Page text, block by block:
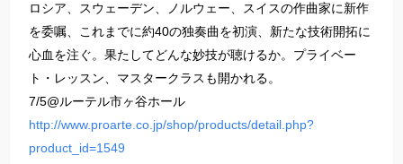
ロシア、スウェーデン、ノルウェー、スイスの作曲家に新作
を委嘱、これまでに約40の独奏曲を初演、新たな技術開拓に
心血を注ぐ。果たしてどんな妙技が聴けるか。プライベー
ト・レッスン、マスタークラスも開かれる。
7/5@ルーテル市ヶ谷ホール
http://www.proarte.co.jp/shop/products/detail.php?
product_id=1549